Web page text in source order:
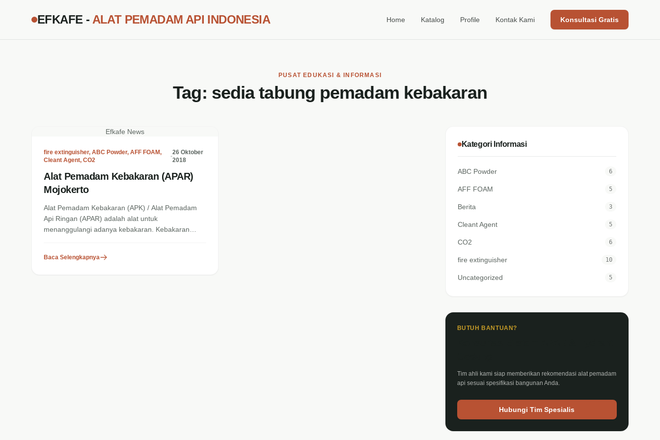
EFKAFE - ALAT PEMADAM API INDONESIA Home Katalog Profile Kontak Kami Konsultasi Gratis
PUSAT EDUKASI & INFORMASI
Tag: sedia tabung pemadam kebakaran
Efkafe News
fire extinguisher, ABC Powder, AFF FOAM,
Cleant Agent, CO2
•
26 Oktober
2018
Alat Pemadam Kebakaran (APAR)
Mojokerto
Alat Pemadam Kebakaran (APK) / Alat Pemadam
Api Ringan (APAR) adalah alat untuk
menanggulangi adanya kebakaran. Kebakaran
Baca Selengkapnya
Kategori Informasi
ABC Powder 6
AFF FOAM 5
Berita 3
Cleant Agent 5
CO2 6
fire extinguisher 10
Uncategorized 5
BUTUH BANTUAN?
Tim ahli kami siap memberikan rekomendasi alat pemadam
api sesuai spesifikasi bangunan Anda.
Hubungi Tim Spesialis